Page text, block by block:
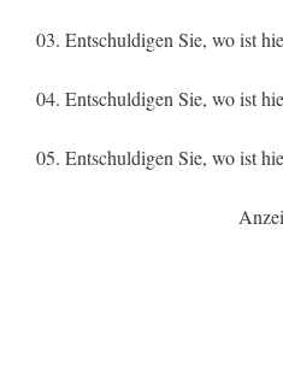
03. Entschuldigen Sie, wo ist
04. Entschuldigen Sie, wo ist
05. Entschuldigen Sie, wo ist